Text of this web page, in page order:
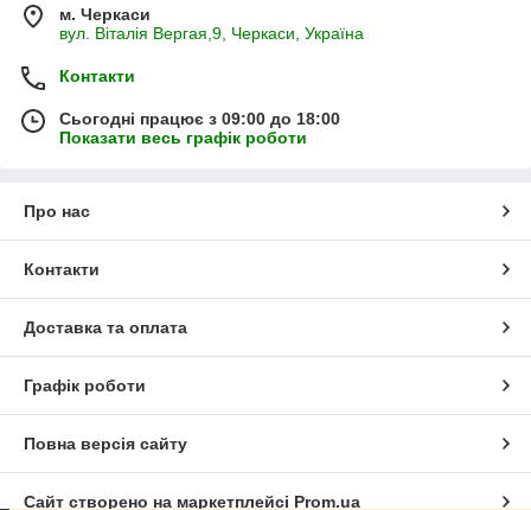
м. Черкаси
вул. Віталія Вергая,9, Черкаси, Україна
Контакти
Сьогодні працює з 09:00 до 18:00
Показати весь графік роботи
Про нас
Контакти
Доставка та оплата
Графік роботи
Повна версія сайту
Сайт створено на маркетплейсі Prom.ua